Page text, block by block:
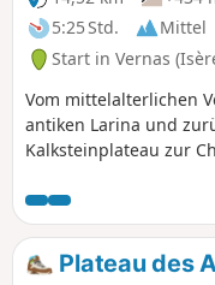
5:25 Std.
Mittel
Start in Vernas
Vom mittelalterlichen
antiken Larina und
Kalksteinplateau zur
Flugzeugabstürze),
Mittelalter über den
Schlosses Delphinal de
Plateau des